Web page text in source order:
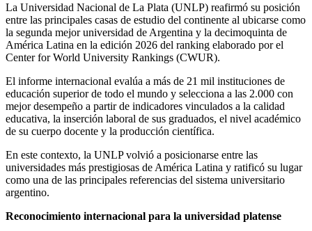
La Universidad Nacional de La Plata (UNLP) reafirmó su posición
entre las principales casas de estudio del continente al ubicarse como
la segunda mejor universidad de Argentina y la decimoquinta de
América Latina en la edición 2026 del ranking elaborado por el
Center for World University Rankings (CWUR).
El informe internacional evalúa a más de 21 mil instituciones de
educación superior de todo el mundo y selecciona a las 2.000 con
mejor desempeño a partir de indicadores vinculados a la calidad
educativa, la inserción laboral de sus graduados, el nivel académico
de su cuerpo docente y la producción científica.
En este contexto, la UNLP volvió a posicionarse entre las
universidades más prestigiosas de América Latina y ratificó su lugar
como una de las principales referencias del sistema universitario
argentino.
Reconocimiento internacional para la universidad platense